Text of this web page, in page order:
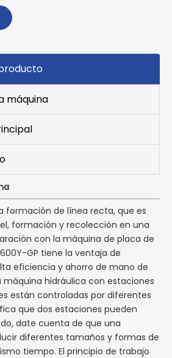
máquina
formación de línea recta, que es
formación y recolección en una
con la máquina de placa de
GP tiene la ventaja de
eficiencia y ahorro de mano de
máquina hidráulica con estaciones
están controladas por diferentes
que dos estaciones pueden
date cuenta de que una
diferentes tamaños y formas de
tiempo. El principio de trabajo